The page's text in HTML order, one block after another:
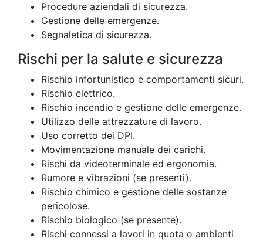
Procedure aziendali di sicurezza.
Gestione delle emergenze.
Segnaletica di sicurezza.
Rischi per la salute e sicurezza
Rischio infortunistico e comportamenti sicuri.
Rischio elettrico.
Rischio incendio e gestione delle emergenze.
Utilizzo delle attrezzature di lavoro.
Uso corretto dei DPI.
Movimentazione manuale dei carichi.
Rischi da videoterminale ed ergonomia.
Rumore e vibrazioni (se presenti).
Rischio chimico e gestione delle sostanze
pericolose.
Rischio biologico (se presente).
Rischi connessi a lavori in quota o ambienti